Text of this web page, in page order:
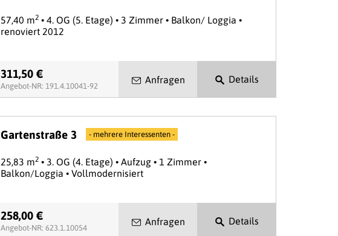
57,40 m2• 4. OG (5. Etage) • 3 Zimmer • Balkon/ Loggia •
renoviert 2012
311,50 €
Angebot-NR: 191.4.10041-92
Anfragen Details
Gartenstraße 3 - mehrere Interessenten -
25,83 m2• 3. OG (4. Etage) • Aufzug • 1 Zimmer •
Balkon/Loggia • Vollmodernisiert
258,00 €
Angebot-NR: 623.1.10054
Anfragen Details